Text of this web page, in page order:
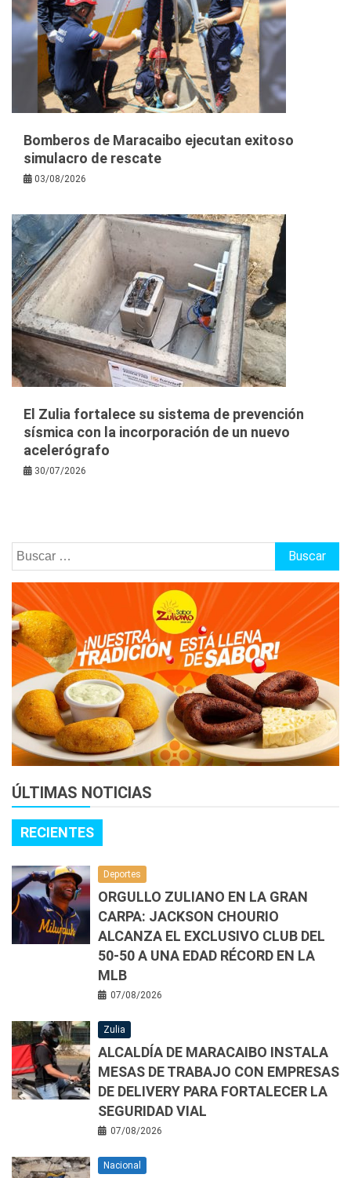
Bomberos de Maracaibo ejecutan exitoso
simulacro de rescate
03/08/2026
El Zulia fortalece su sistema de prevención
sísmica con la incorporación de un nuevo
acelerógrafo
30/07/2026
Buscar:
ÚLTIMAS NOTICIAS
RECIENTES
Deportes
ORGULLO ZULIANO EN LA GRAN
CARPA: JACKSON CHOURIO
ALCANZA EL EXCLUSIVO CLUB DEL
50-50 A UNA EDAD RÉCORD EN LA
MLB
07/08/2026
Zulia
ALCALDÍA DE MARACAIBO INSTALA
MESAS DE TRABAJO CON EMPRESAS
DE DELIVERY PARA FORTALECER LA
SEGURIDAD VIAL
07/08/2026
Nacional